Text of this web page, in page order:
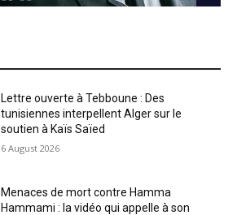
Lettre ouverte à Tebboune : Des
tunisiennes interpellent Alger sur le
soutien à Kaïs Saïed
6 August 2026
Menaces de mort contre Hamma
Hammami : la vidéo qui appelle à son